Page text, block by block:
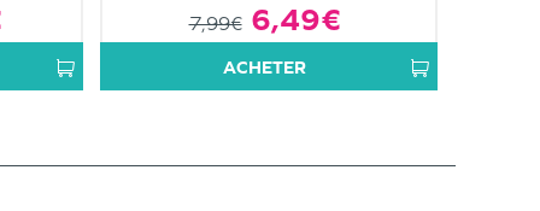
7,99€ 6,49€
ACHETER